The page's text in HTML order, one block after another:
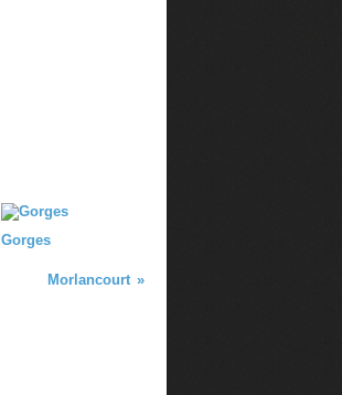
Gorges
Morlancourt